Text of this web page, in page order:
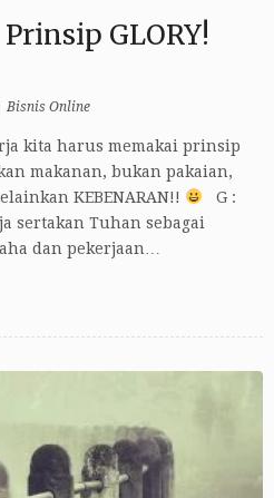
GLORY!
|Bisnis Online
kita harus memakai prinsip
makanan, bukan pakaian,
KEBENARAN!!
G :
sertakan Tuhan sebagai
dan pekerjaan…